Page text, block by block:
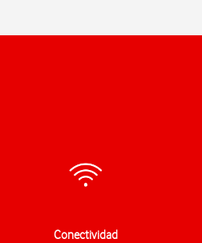
Conectividad